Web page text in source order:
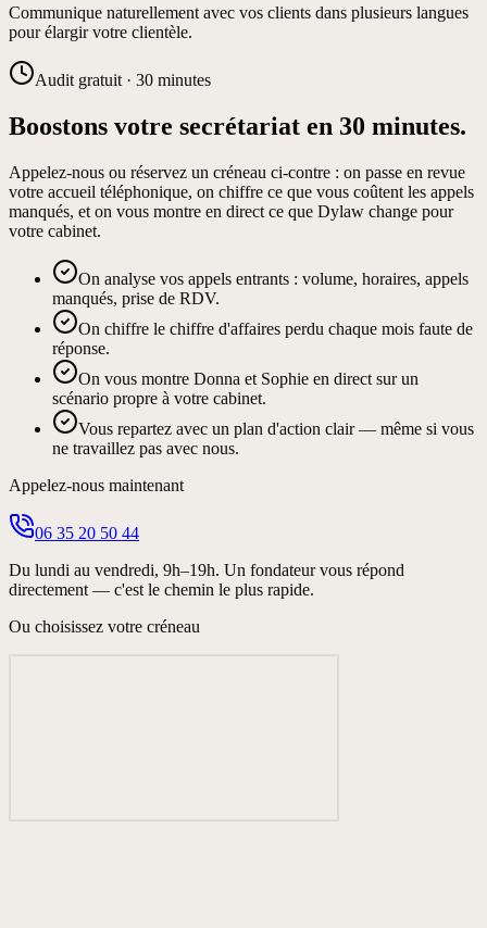
Communique naturellement avec vos clients dans plusieurs langues
pour élargir votre clientèle.
Audit gratuit · 30 minutes
Boostons votre secrétariat en 30 minutes.
Appelez-nous ou réservez un créneau ci-contre : on passe en revue
votre accueil téléphonique, on chiffre ce que vous coûtent les appels
manqués, et on vous montre en direct ce que Dylaw change pour
votre cabinet.
On analyse vos appels entrants : volume, horaires, appels
manqués, prise de RDV.
On chiffre le chiffre d'affaires perdu chaque mois faute de
réponse.
On vous montre Donna et Sophie en direct sur un
scénario propre à votre cabinet.
Vous repartez avec un plan d'action clair — même si vous
ne travaillez pas avec nous.
Appelez-nous maintenant
06 35 20 50 44
Du lundi au vendredi, 9h–19h. Un fondateur vous répond
directement — c'est le chemin le plus rapide.
Ou choisissez votre créneau